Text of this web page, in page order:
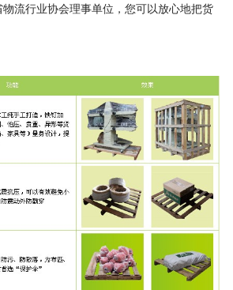
流行业协会理事单位，您可以放心地把货